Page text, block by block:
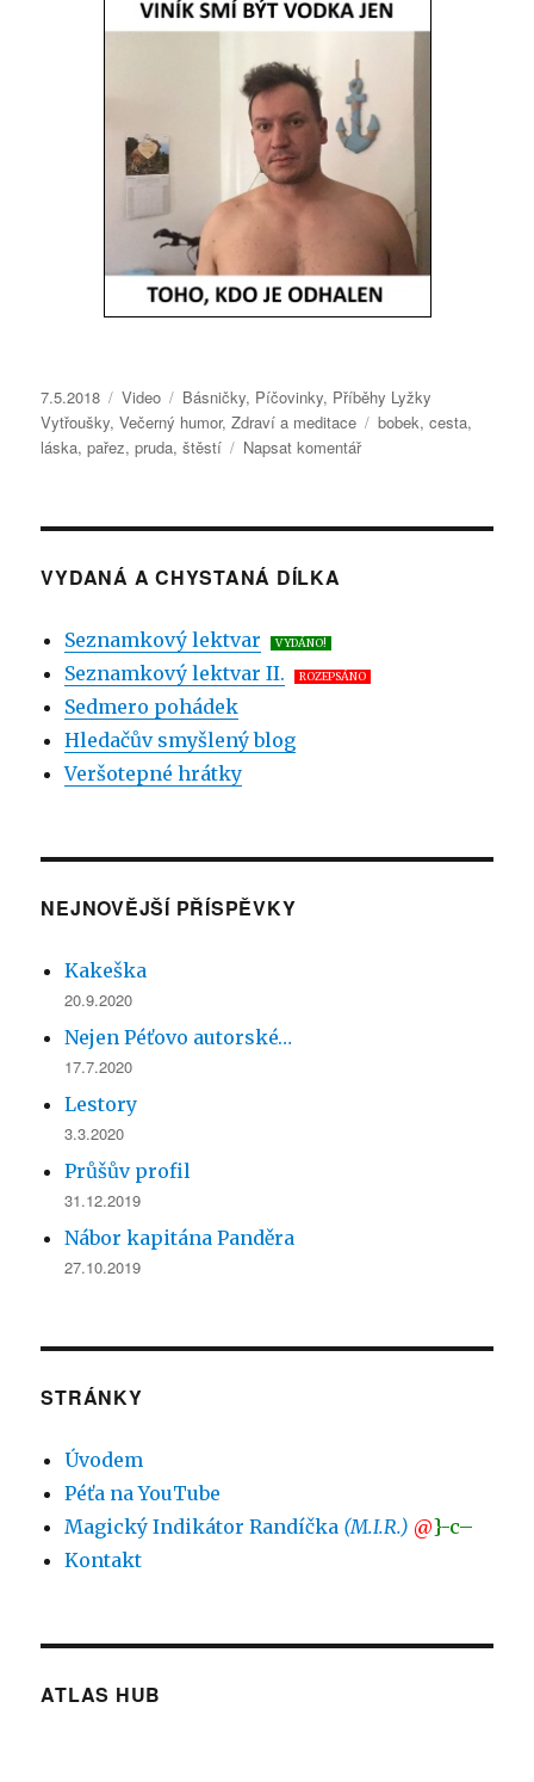
Publikováno:
7.5.2018 Formát:
Video Rubriky:
Básničky, Píčovinky, Příběhy Lyžky
Vytřoušky,Večerný humor,Zdraví a meditace Štítky:
bobek,cesta,
láska,pařez,pruda,štěstí Napsat komentářpro
názvem
z Odhalení
VYDANÁ A CHYSTANÁ DÍLKA
Seznamkový lektvar VYDÁNO!
Seznamkový lektvar II. ROZEPSÁNO
Sedmero pohádek
Hledačův smyšlený blog
Veršotepné hrátky
NEJNOVĚJŠÍ PŘÍSPĚVKY
Kakeška
20.9.2020
Nejen Péťovo autorské…
17.7.2020
Lestory
3.3.2020
Průšův profil
31.12.2019
Nábor kapitána Panděra
27.10.2019
STRÁNKY
Úvodem
Péťa na YouTube
Magický Indikátor Randíčka (M.I.R.) @}-c–
Kontakt
ATLAS HUB